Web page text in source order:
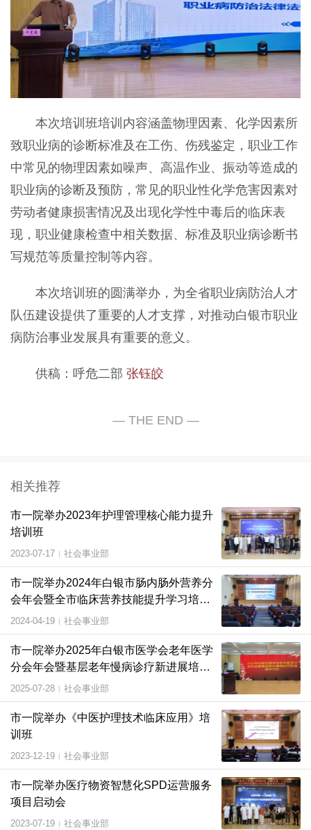
本次培训班培训内容涵盖物理因素、化学因素所
致职业病的诊断标准及在工伤、伤残鉴定，职业工作
中常见的物理因素如噪声、高温作业、振动等造成的
职业病的诊断及预防，常见的职业性化学危害因素对
劳动者健康损害情况及出现化学性中毒后的临床表
现，职业健康检查中相关数据、标准及职业病诊断书
写规范等质量控制等内容。
本次培训班的圆满举办，为全省职业病防治人才
队伍建设提供了重要的人才支撑，对推动白银市职业
病防治事业发展具有重要的意义。
供稿：呼危二部 张钰皎
相关推荐
市一院举办2023年护理管理核心能力提升
培训班
2023-07-17 | 社会事业部
市一院举办2024年白银市肠内肠外营养分
会年会暨全市临床营养技能提升学习培训
班
2024-04-19 | 社会事业部
市一院举办2025年白银市医学会老年医学
分会年会暨基层老年慢病诊疗新进展培训
班
2025-07-28 | 社会事业部
市一院举办《中医护理技术临床应用》培
训班
2023-12-19 | 社会事业部
市一院举办医疗物资智慧化SPD运营服务
项目启动会
2023-07-19 | 社会事业部